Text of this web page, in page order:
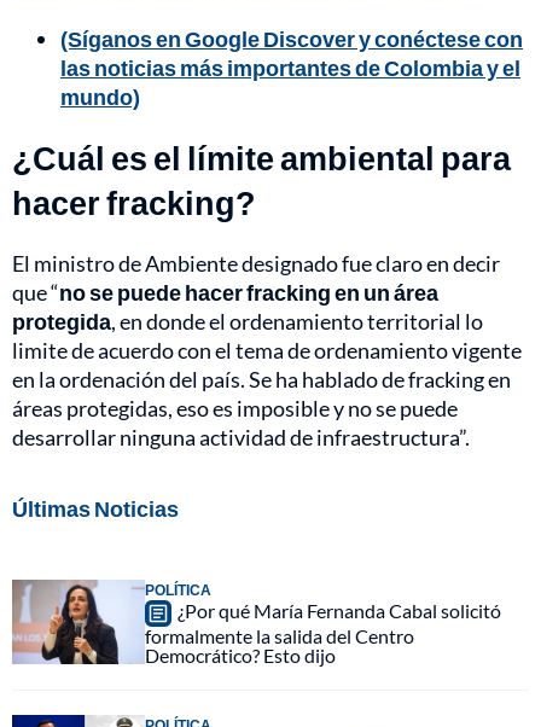
(Síganos en Google Discover y conéctese con
las noticias más importantes de Colombia y el
mundo)
¿Cuál es el límite ambiental para
hacer fracking?
El ministro de Ambiente designado fue claro en decir
que “no se puede hacer fracking en un área
protegida, en donde el ordenamiento territorial lo
limite de acuerdo con el tema de ordenamiento vigente
en la ordenación del país. Se ha hablado de fracking en
áreas protegidas, eso es imposible y no se puede
desarrollar ninguna actividad de infraestructura”.
Últimas Noticias
POLÍTICA
¿Por qué María Fernanda Cabal solicitó
formalmente la salida del Centro
Democrático? Esto dijo